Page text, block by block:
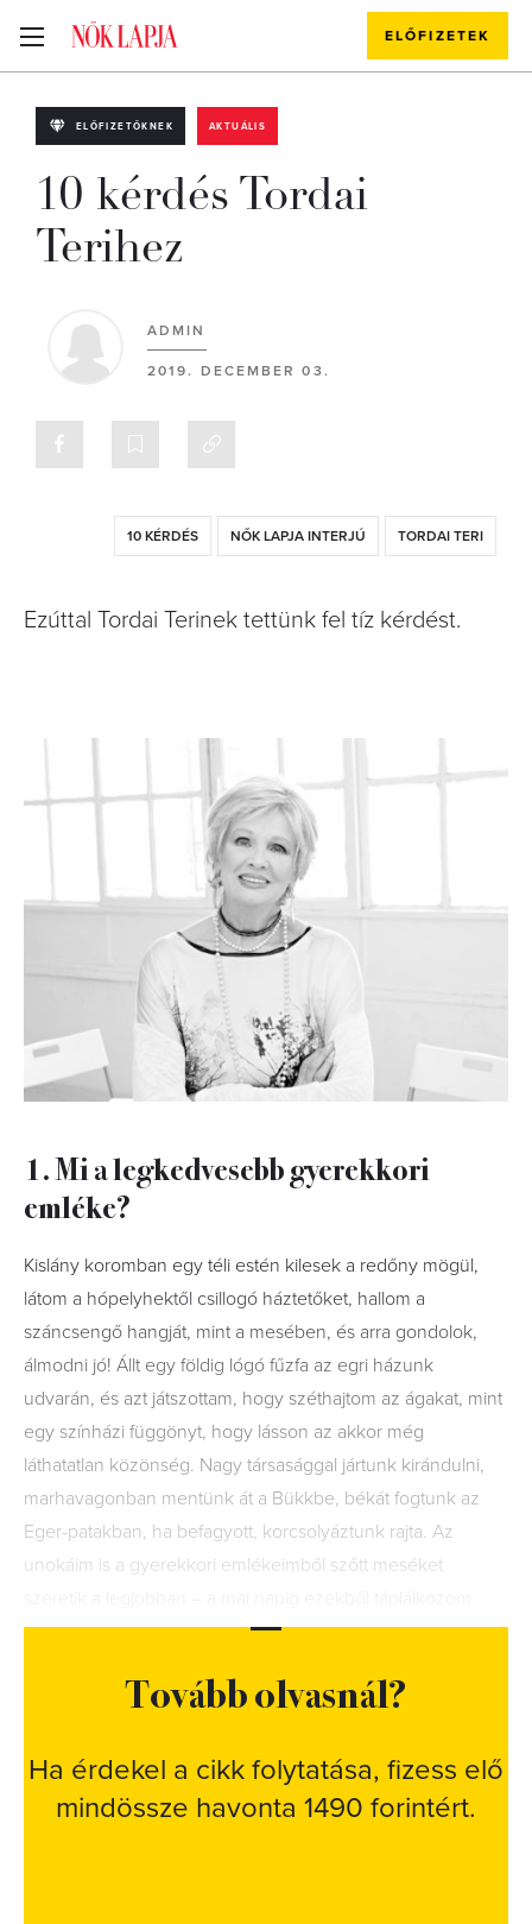
ELŐFIZETEK
ELŐFIZETŐKNEK AKTUÁLIS
10 kérdés Tordai
Terihez
ADMIN
2019. DECEMBER 03.
10 KÉRDÉS NŐK LAPJA INTERJÚ TORDAI TERI
Ezúttal Tordai Terinek tettünk fel tíz kérdést.
1. Mi a legkedvesebb gyerekkori
emléke?
Kislány koromban egy téli estén kilesek a redőny mögül,
látom a hópelyhektől csillogó háztetőket, hallom a
száncsengő hangját, mint a mesében, és arra gondolok,
álmodni jó! Állt egy földig lógó fűzfa az egri házunk
udvarán, és azt játszottam, hogy széthajtom az ágakat, mint
egy színházi függönyt, hogy lásson az akkor még
láthatatlan közönség. Nagy társasággal jártunk kirándulni,
marhavagonban mentünk át a Bükkbe, békát fogtunk az
Eger-patakban, ha befagyott, korcsolyáztunk rajta. Az
unokáim is a gyerekkori emlékeimből szőtt meséket
Tovább olvasnál?
Ha érdekel a cikk folytatása, fizess elő
mindössze havonta 1490 forintért.